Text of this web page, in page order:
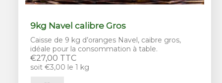
9kg Navel calibre Gros
Caisse de 9 kg d’oranges Navel, caibre gros,
idéale pour la consommation à table.
€27,00 TTC
soit €3,00 le 1 kg